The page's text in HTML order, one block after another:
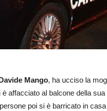
Mango, ha ucciso la
affacciato al balcone della
poi si è barricato in